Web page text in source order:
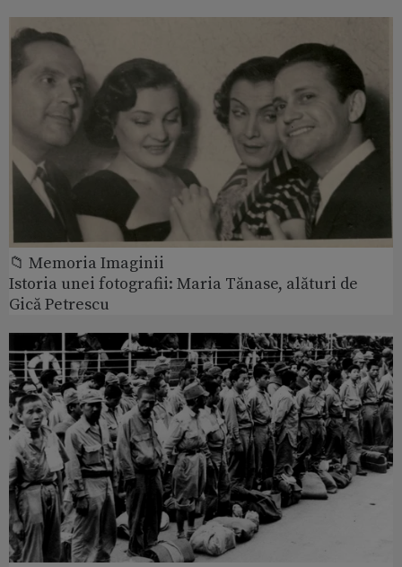
📁 Memoria Imaginii
Istoria unei fotografii: Maria Tănase, alături de
Gică Petrescu